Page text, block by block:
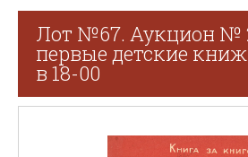
Лот №67. Аукцион №
первые детские
в 18-00